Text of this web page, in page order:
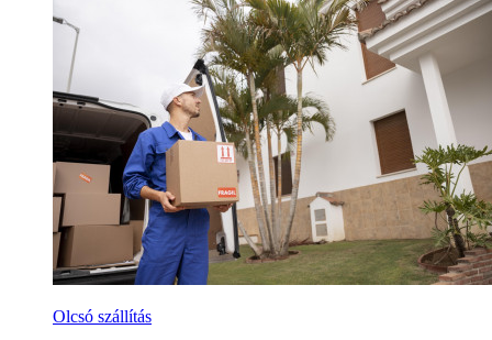
Olcsó szállítás